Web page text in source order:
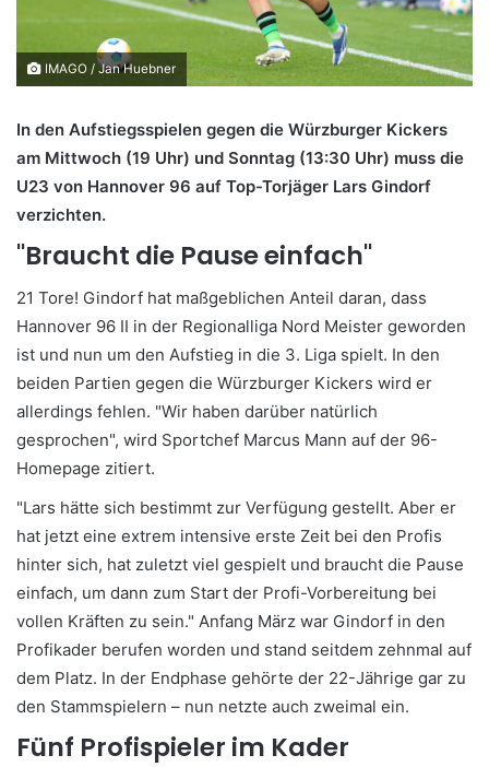
IMAGO / Jan Huebner
In den Aufstiegsspielen gegen die Würzburger Kickers
am Mittwoch (19 Uhr) und Sonntag (13:30 Uhr) muss die
U23 von Hannover 96 auf Top-Torjäger Lars Gindorf
verzichten.
"Braucht die Pause einfach"
21 Tore! Gindorf hat maßgeblichen Anteil daran, dass
Hannover 96 II in der Regionalliga Nord Meister geworden
ist und nun um den Aufstieg in die 3. Liga spielt. In den
beiden Partien gegen die Würzburger Kickers wird er
allerdings fehlen. "Wir haben darüber natürlich
gesprochen", wird Sportchef Marcus Mann auf der 96-
Homepage zitiert.
"Lars hätte sich bestimmt zur Verfügung gestellt. Aber er
hat jetzt eine extrem intensive erste Zeit bei den Profis
hinter sich, hat zuletzt viel gespielt und braucht die Pause
einfach, um dann zum Start der Profi-Vorbereitung bei
vollen Kräften zu sein." Anfang März war Gindorf in den
Profikader berufen worden und stand seitdem zehnmal auf
dem Platz. In der Endphase gehörte der 22-Jährige gar zu
den Stammspielern – nun netzte auch zweimal ein.
Fünf Profispieler im Kader